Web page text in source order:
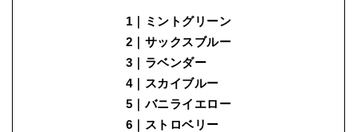
1｜ミントグリーン
2｜サックスブルー
3｜ラベンダー
4｜スカイブルー
5｜バニライエロー
6｜ストロベリー